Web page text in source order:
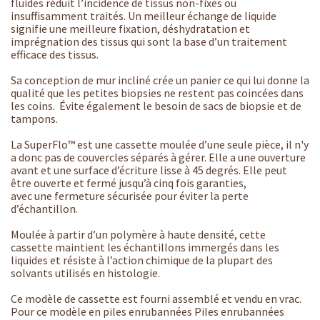
fluides réduit l’incidence de tissus non-fixés ou
insuffisamment traités. Un meilleur échange de liquide
signifie une meilleure fixation, déshydratation et
imprégnation des tissus qui sont la base d’un traitement
efficace des tissus.
Sa conception de mur incliné crée un panier ce qui lui donne la
qualité que les petites biopsies ne restent pas coincées dans
les coins. Évite également le besoin de sacs de biopsie et de
tampons.
La SuperFlo™ est une cassette moulée d’une seule pièce, il n'y
a donc pas de couvercles séparés à gérer. Elle a une ouverture
avant et une surface d’écriture lisse à 45 degrés. Elle peut
être ouverte et fermé jusqu’à cinq fois garanties,
avec une fermeture sécurisée pour éviter la perte
d’échantillon.
Moulée à partir d’un polymère à haute densité, cette
cassette maintient les échantillons immergés dans les
liquides et résiste à l’action chimique de la plupart des
solvants utilisés en histologie.
Ce modèle de cassette est fourni assemblé et vendu en vrac.
Pour ce modèle en piles enrubannées Piles enrubannées